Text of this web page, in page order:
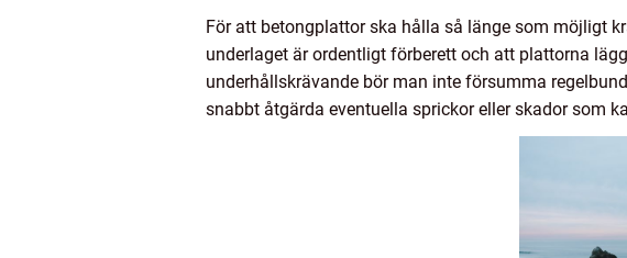
För att betongplattor ska hålla så länge som möjligt
underlaget är ordentligt förberett och att plattorna
underhållskrävande bör man inte försumma
snabbt åtgärda eventuella sprickor eller skador som